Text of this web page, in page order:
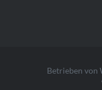
Betrieben von